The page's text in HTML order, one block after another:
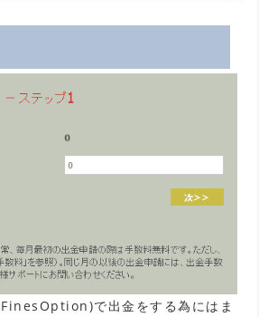
で出金をする為にはま